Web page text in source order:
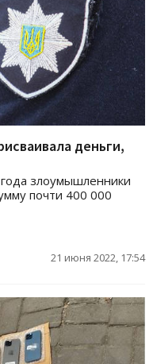
деньги,
злоумышленники
почти 400 000
21 июня 2022, 17:54